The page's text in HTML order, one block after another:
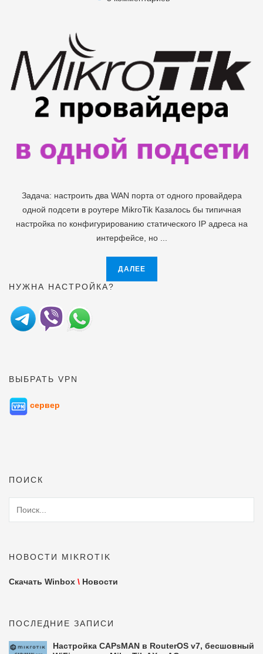
Задача: настроить два WAN порта от одного провайдера
одной подсети в роутере MikroTik Казалось бы типичная
настройка по конфигурированию статического IP адреса на
интерфейсе, но ...
ДАЛЕЕ
НУЖНА НАСТРОЙКА?
ВЫБРАТЬ VPN
сервер
ПОИСК
НОВОСТИ MIKROTIK
Скачать Winbox \ Новости
ПОСЛЕДНИЕ ЗАПИСИ
Настройка CAPsMAN в RouterOS v7, бесшовный